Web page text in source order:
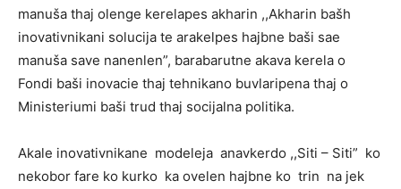
manuša thaj olenge kerelapes akharin ,,Akharin bašh
inovativnikani solucija te arakelpes hajbne baši sae
manuša save nanenlen”, barabarutne akava kerela o
Fondi baši inovacie thaj tehnikano buvlaripena thaj o
Ministeriumi baši trud thaj socijalna politika.
Akale inovativnikane modeleja anavkerdo ,,Siti – Siti” ko
nekobor fare ko kurko ka ovelen hajbne ko trin na jek